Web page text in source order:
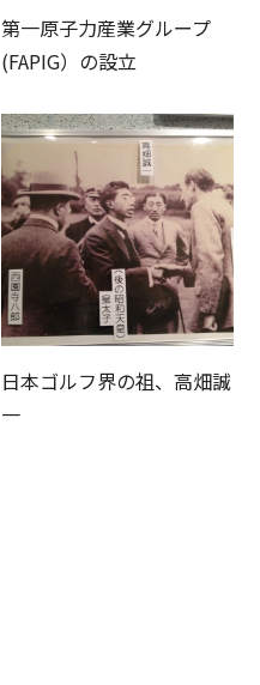
第一原子力産業グループ
(FAPIG）の設立
日本ゴルフ界の祖、高畑誠
一